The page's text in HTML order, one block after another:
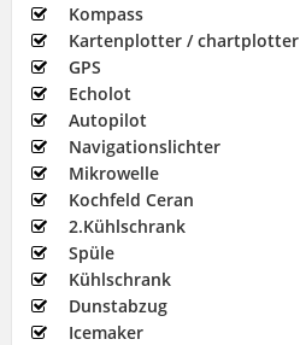
Kompass
Kartenplotter / chartplotter
GPS
Echolot
Autopilot
Navigationslichter
Mikrowelle
Kochfeld Ceran
2.Kühlschrank
Spüle
Kühlschrank
Dunstabzug
Icemaker